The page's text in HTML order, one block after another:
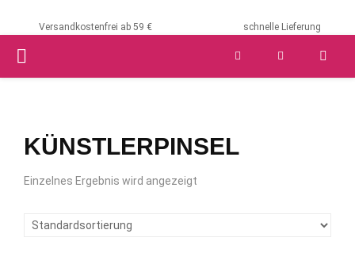
Versandkostenfrei ab 59 € schnelle Lieferung
PRIMARY
KÜNSTLERPINSEL
Einzelnes Ergebnis wird angezeigt